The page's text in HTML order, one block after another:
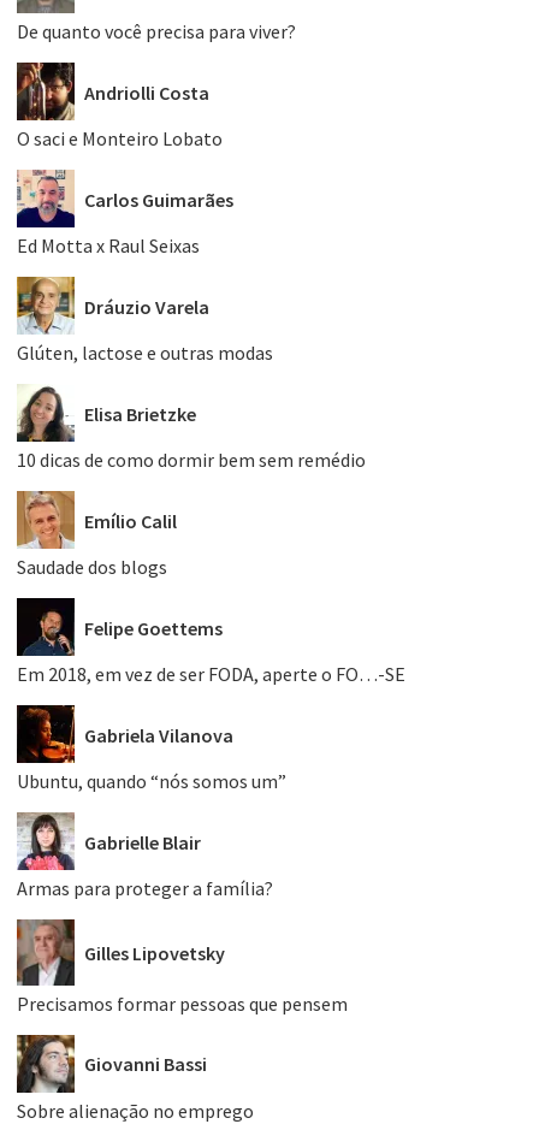
De quanto você precisa para viver?
Andriolli Costa
O saci e Monteiro Lobato
Carlos Guimarães
Ed Motta x Raul Seixas
Dráuzio Varela
Glúten, lactose e outras modas
Elisa Brietzke
10 dicas de como dormir bem sem remédio
Emílio Calil
Saudade dos blogs
Felipe Goettems
Em 2018, em vez de ser FODA, aperte o FO…-SE
Gabriela Vilanova
Ubuntu, quando “nós somos um”
Gabrielle Blair
Armas para proteger a família?
Gilles Lipovetsky
Precisamos formar pessoas que pensem
Giovanni Bassi
Sobre alienação no emprego